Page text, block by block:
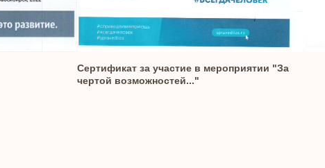
Сертификат за участие в мероприятии "За
чертой возможностей..."